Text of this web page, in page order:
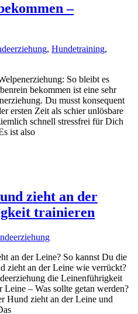
–
, Hundetraining,
So bleibt es
bekommen ist eine sehr
Du musst konsequent
ersten Zeit als schier unlösbare
schnell stressfrei für Dich
ist also
zieht an der
trainieren
an der Leine? So kannst Du die
zieht an der Leine wie verrückt?
die Leinenführigkeit
– Was sollte getan werden?
Hund zieht an der Leine und